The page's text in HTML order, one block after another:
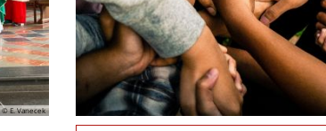
© E. Vanecek